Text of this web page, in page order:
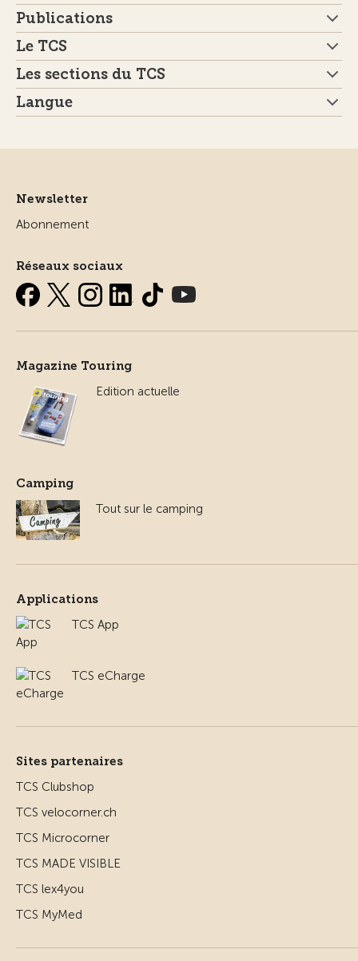
Publications
Le TCS
Les sections du TCS
Langue
Newsletter
Abonnement
Réseaux sociaux
Magazine Touring
Edition actuelle
Camping
Tout sur le camping
Applications
TCS App
TCS eCharge
Sites partenaires
TCS Clubshop
TCS velocorner.ch
TCS Microcorner
TCS MADE VISIBLE
TCS lex4you
TCS MyMed